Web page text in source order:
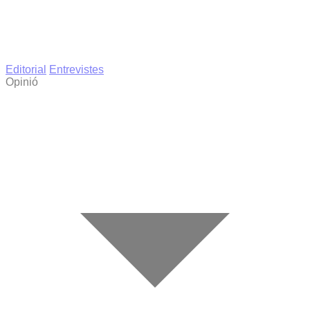
Editorial
Entrevistes
Opinió